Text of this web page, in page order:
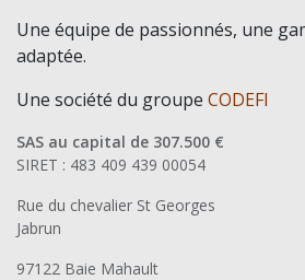
Une équipe de passionnés, une
adaptée.
Une société du groupe CODEFI
SAS au capital de 307.500 €
SIRET : 483 409 439 00054
Rue du chevalier St Georges
Jabrun
97122 Baie Mahault